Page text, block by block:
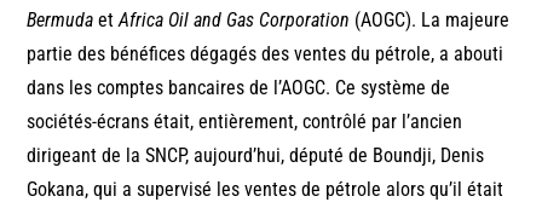
Bermuda etAfrica Oil and Gas Corporation (AOGC). La majeure
partie des bénéfices dégagés des ventes du pétrole, a abouti
dans les comptes bancaires de l’AOGC. Ce système de
sociétés-écrans était, entièrement, contrôlé par l’ancien
dirigeant de la SNCP, aujourd’hui, député de Boundji, Denis
Gokana, qui a supervisé les ventes de pétrole alors qu’il était